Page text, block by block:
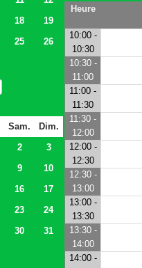
18
19
25
26
Sam.
Dim.
2
3
9
10
16
17
23
24
30 31
Heure
10:00 -
10:30
10:30 -
11:00
11:00 -
11:30
11:30 -
12:00
12:00 -
12:30
12:30 -
13:00
13:00 -
13:30
13:30 -
14:00
14:00 -